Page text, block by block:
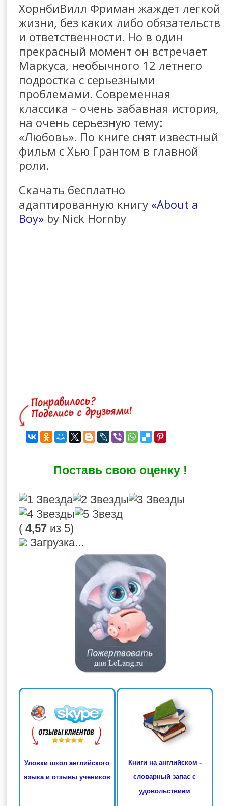
ХорнбиВилл Фриман жаждет легкой
жизни, без каких либо обязательств
и ответственности. Но в один
прекрасный момент он встречает
Маркуса, необычного 12 летнего
подростка с серьезными
проблемами. Современная
классика – очень забавная история,
на очень серьезную тему:
«Любовь». По книге снят известный
фильм с Хью Грантом в главной
роли.
Скачать бесплатно
адаптированную книгу «About a
Boy»by Nick Hornby
Поставь свою оценку !
( 4,57из 5)
Загрузка...
Уловки школ английского
языка и отзывы учеников
Книги на английском -
словарный запас с
удовольствием